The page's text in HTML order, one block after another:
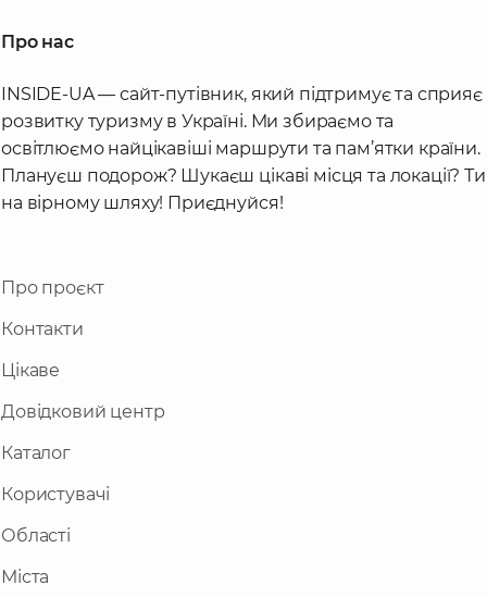
Про нас
INSIDE-UA — сайт-путівник, який підтримує та сприяє
розвитку туризму в Україні. Ми збираємо та
освітлюємо найцікавіші маршрути та пам’ятки країни.
Плануєш подорож? Шукаєш цікаві місця та локації? Ти
на вірному шляху! Приєднуйся!
Про проєкт
Контакти
Цікаве
Довідковий центр
Каталог
Користувачі
Області
Міста